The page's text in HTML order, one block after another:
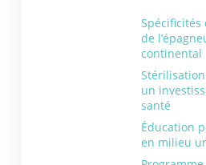
Spécificités
de
continental
un
santé
Éducation
en milieu